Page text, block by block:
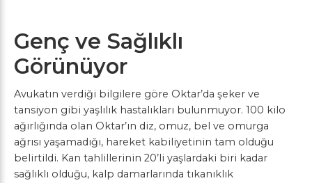
Genç ve Sağlıklı
Görünüyor
Avukatın verdiği bilgilere göre Oktar’da şeker ve
tansiyon gibi yaşlılık hastalıkları bulunmuyor. 100 kilo
ağırlığında olan Oktar’ın diz, omuz, bel ve omurga
ağrısı yaşamadığı, hareket kabiliyetinin tam olduğu
belirtildi. Kan tahlillerinin 20’li yaşlardaki biri kadar
sağlıklı olduğu, kalp damarlarında tıkanıklık